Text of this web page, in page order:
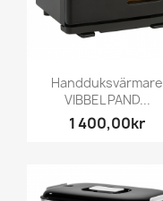
Handduksvärmare
VIBBEL PAND...
1 400,00kr